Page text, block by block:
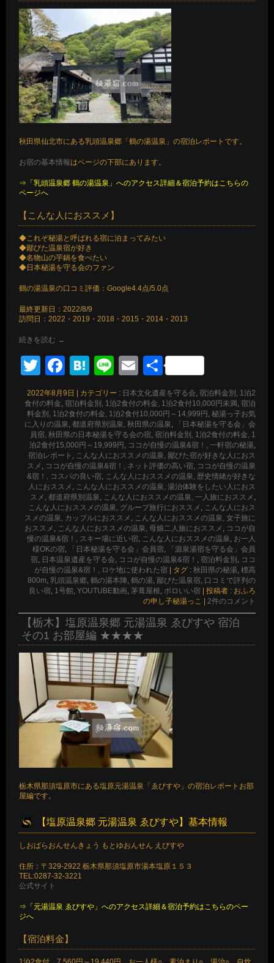
秋田県仙北市にある乳頭温泉郷「鶴の湯温泉」の宿泊レポートです。
お宿の基本情報はページの下部にあります。
⇒「乳頭温泉郷 鶴の湯温泉」へのアクセス詳細＆宿泊予約はこちらの
ページへ
【こんな人におススメ】
◆これぞ秘湯と呼ばれる宿に泊まってみたい
◆鄙びた温泉宿が好き
◆名物山の芋鍋を食べたい
◆日本秘湯を守る会のファン
鶴の湯温泉の口コミ評価：Google4.4点/5.0点
最終更新日：2022/8/9
訪問日：2022・2019・2018・2015・2014・2013
続きを読む →
Twitter
Facebook
Hatena
LineEmail
共
有
2022年8月9日 | カテゴリー : 日本文化遺産を守る会 宿泊料金別, 1泊2
食付の料金 宿泊料金別, 1泊2食付の料金, 1泊2食付10,000円未満 宿泊
料金別, 1泊2食付の料金, 1泊2食付10,000円～14,999円 秘湯っ子お気
に入りの温泉 都道府県別温泉, 秋田県の温泉
「日本秘湯を守る会」会
員宿, 秋田県の日本秘湯を守る会の宿 宿泊料金別, 1泊2食付の料金, 1
泊2食付15,000円～19,999円
ココが自慢の温泉&宿！, 一軒宿の秘湯
宿泊レポート
こんな人におススメの温泉, 鄙びた宿が好きな人におス
スメ
ココが自慢の温泉&宿！, ネット評価の高い宿 ココが自慢の温泉
&宿！, コスパの良い宿
こんな人におススメの温泉, 歴史情緒が好きな
人におススメ
こんな人におススメの温泉, 湯治体験をしたい人におス
スメ 都道府県別温泉 こんな人におススメの温泉, 一人旅におススメ
こんな人におススメの温泉, グループ旅行におススメ
こんな人におス
スメの温泉, カップルにおススメ
こんな人におススメの温泉, 女子旅に
おススメ
こんな人におススメの温泉, 母娘二人旅におススメ
ココが自
慢の温泉&宿！, スキー場に近い宿
こんな人におススメの温泉 お一人
様OKの宿
「日本秘湯を守る会」会員宿
「源泉湯宿を守る会」会員
宿 日本温泉遺産を守る会 ココが自慢の温泉&宿！ 宿泊料金別
ココ
が自慢の温泉&宿！, ロケ地に使われた宿 | タグ : 秋田県の秘湯 標高
800m 乳頭温泉郷 鶴の湯本陣 鶴の湯 鄙びた温泉宿 口コミで評判の
良い宿 1号館 YOUTUBE動画 茅葺屋根 ボロいい宿 | 投稿者 : おふろ
の申し子秘湯っこ | 2件のコメント
【栃木】塩原温泉郷 元湯温泉 ゑびすや 宿泊
その1 お部屋編 ★★★★
栃木県那須塩原市にある塩原元湯温泉「ゑびすや」の宿泊レポートお部
屋編です。
【塩原温泉郷 元湯温泉 ゑびすや】基本情報
しおばらおんせんきょう もとゆおんせん えびすや
住所：〒329-2922 栃木県那須塩原市湯本塩原１５３
TEL:0287-32-3221
公式サイト
⇒「元湯温泉 ゑびすや」へのアクセス詳細＆宿泊予約はこちらのペー
ジへ
【宿泊料金】